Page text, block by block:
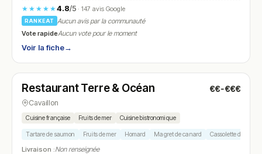
★★★★★4.8/5· 147 avis Google
RANKEAT
Aucun avis par la communauté
Vote rapideAucun vote pour le moment
Voir la fiche→
N° 13
Restaurant Terre & Océan €€-€€€
Cavaillon
Cuisine française Fruits de mer Cuisine bistronomique
Tartare de saumon Fruits de mer Homard Magret de canard Cassolette de fruits
Livraison :Non renseignée